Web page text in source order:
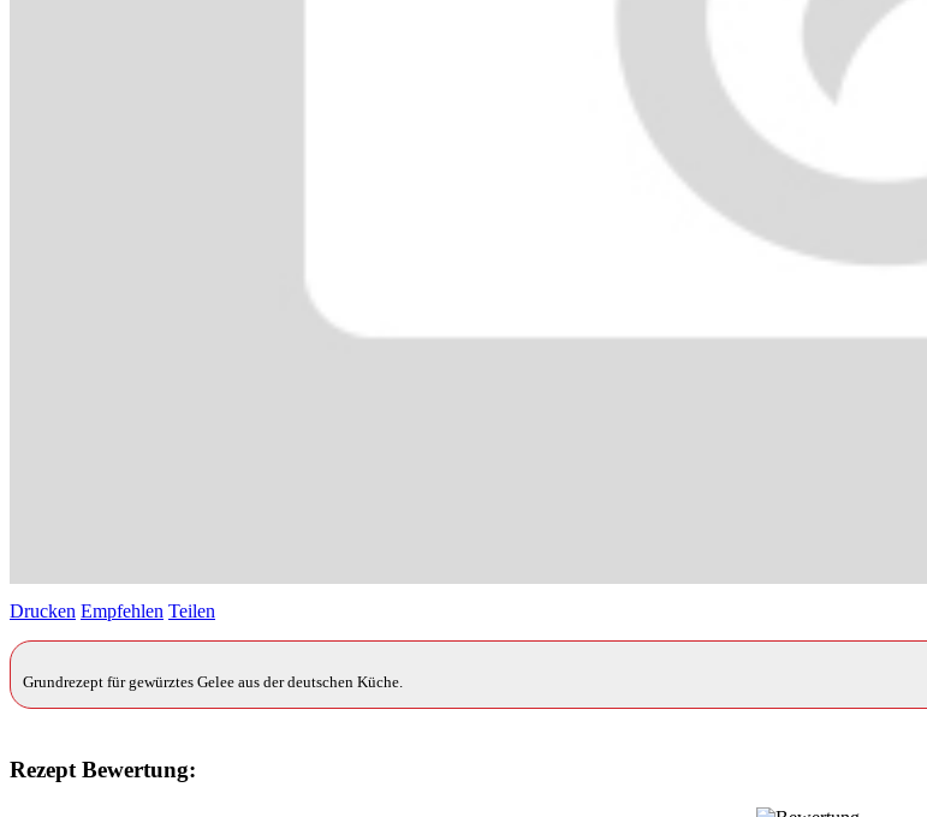
Drucken Empfehlen Teilen
Grundrezept für gewürztes Gelee aus der deutschen Küche.
Rezept Bewertung: